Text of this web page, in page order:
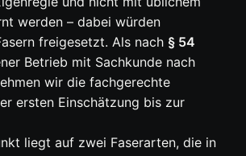
werden – dabei würden
freigesetzt. Als nach § 54
Betrieb mit Sachkunde nach
wir die fachgerechte
ersten Einschätzung bis zur
liegt auf zwei Faserarten, die in